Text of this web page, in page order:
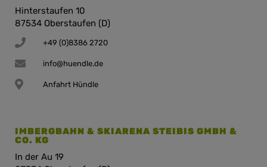
Hinterstaufen 10
87534 Oberstaufen (D)
+49 (0)8386 2720
info@huendle.de
Anfahrt Hündle
IMBERGBAHN & SKIARENA STEIBIS GMBH &
CO. KG
In der Au 19